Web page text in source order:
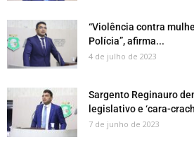
“Violência contra
Polícia”, afirma...
4 de julho de 2023
Sargento Reginauro
legislativo e ‘cara-
7 de junho de 2023